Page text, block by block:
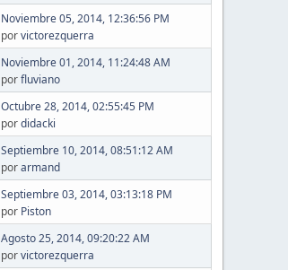
Noviembre 05, 2014, 12:36:56 PM
porvictorezquerra
Noviembre 01, 2014, 11:24:48 AM
porfluviano
Octubre 28, 2014, 02:55:45 PM
pordidacki
Septiembre 10, 2014, 08:51:12 AM
porarmand
Septiembre 03, 2014, 03:13:18 PM
por Piston
Agosto 25, 2014, 09:20:22 AM
porvictorezquerra